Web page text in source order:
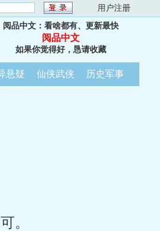
用户注册
阅品中文：看啥都有、更新最快
阅品中文
如果你觉得好，恳请收藏
悬疑 仙侠武侠 历史军事
。